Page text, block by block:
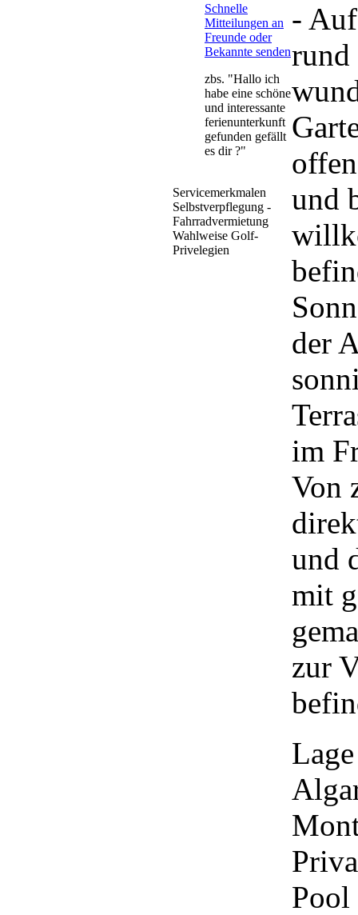
Schnelle
Mitteilungen an
Freunde oder
Bekannte senden
zbs. "Hallo ich
habe eine schöne
und interessante
ferienunterkunft
gefunden gefällt
es dir ?"
Servicemerkmalen
Selbstverpflegung -
Fahrradvermietung
Wahlweise Golf-
Privelegien
-
rund
und
der
im
Von
und
mit
zur
Lage
Pool